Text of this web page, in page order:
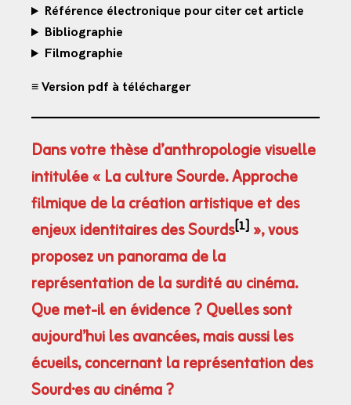
Référence électronique pour citer cet article
Bibliographie
Filmographie
≡ Version pdf à télécharger
Dans votre thèse d’anthropologie visuelle
intitulée « La culture Sourde. Approche
filmique de la création artistique et des
enjeux identitaires des Sourds[1] », vous
proposez un panorama de la
représentation de la surdité au cinéma.
Que met-il en évidence ? Quelles sont
aujourd’hui les avancées, mais aussi les
écueils, concernant la représentation des
Sourd·es au cinéma ?